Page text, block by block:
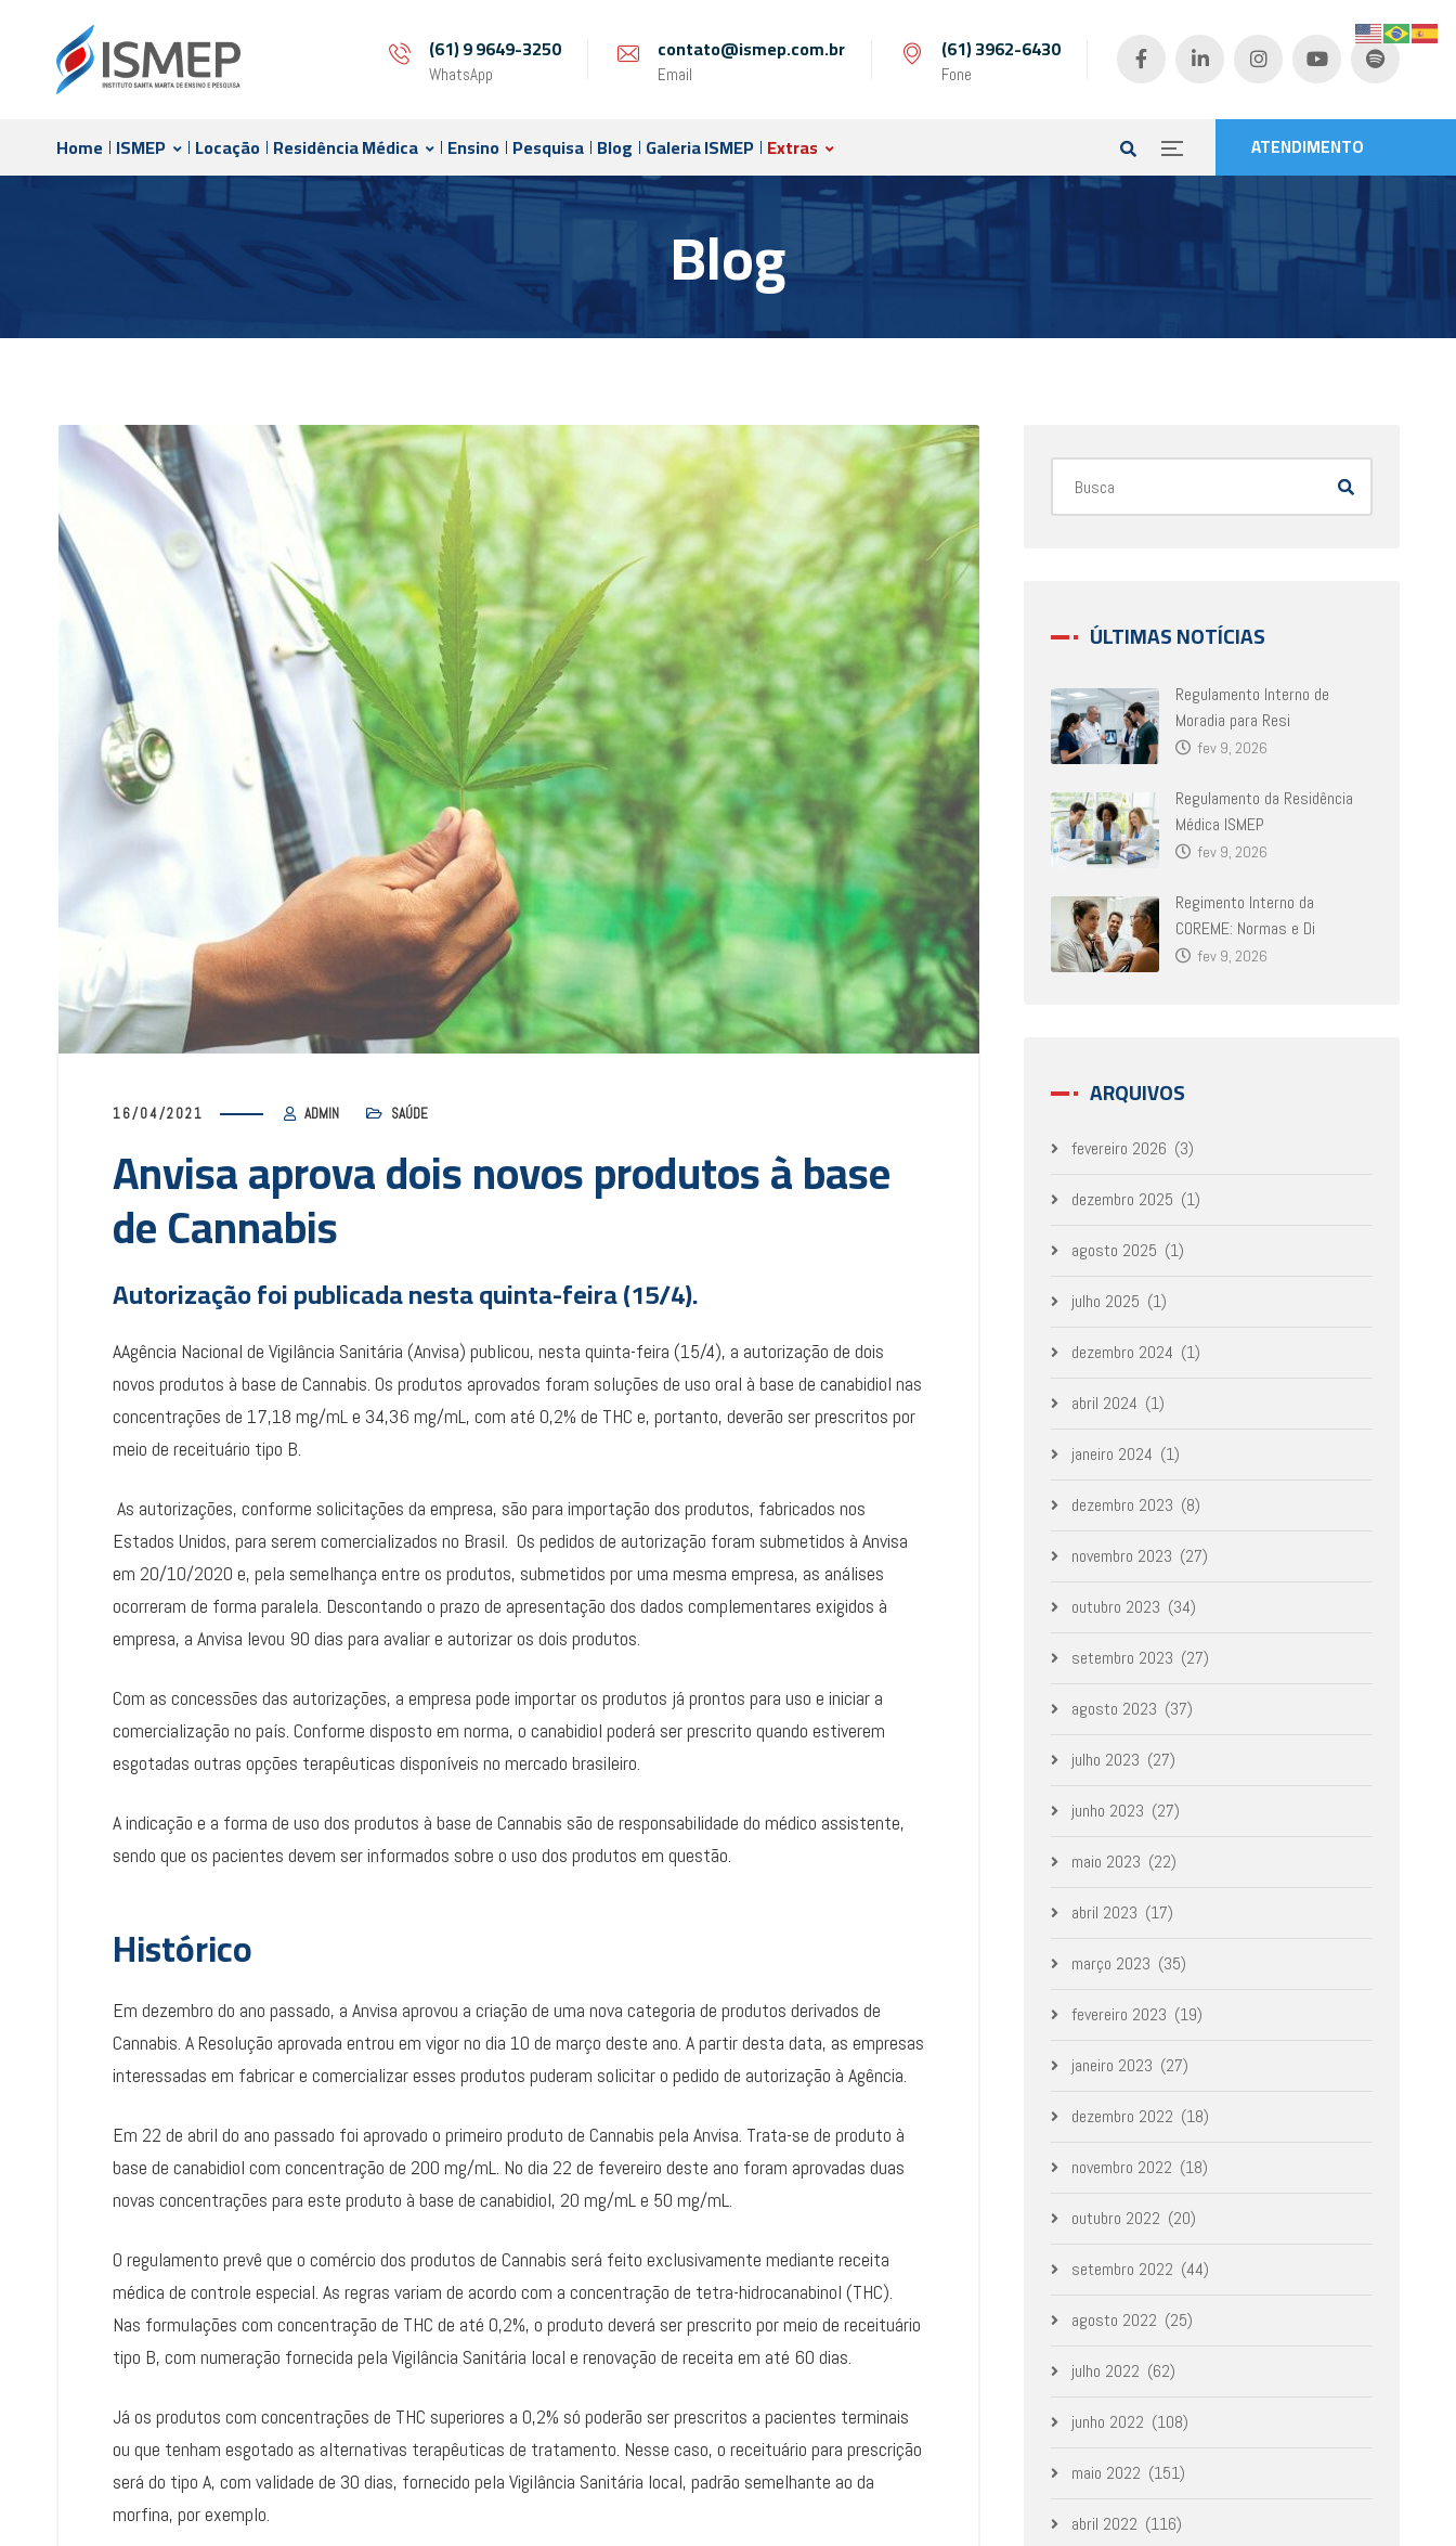
(61) 9 9649-3250
WhatsApp
contato@ismep.com.br
Email
(61) 3962-6430
Fone
ATENDIMENTO
Home ISMEP Locação Residência Médica Ensino Pesquisa Blog Galeria ISMEP Extras
Blog
16/04/2021 ADMIN SAÚDE
Anvisa aprova dois novos produtos à base
de Cannabis
Autorização foi publicada nesta quinta-feira (15/4).
AAgência Nacional de Vigilância Sanitária (Anvisa) publicou, nesta quinta-feira (15/4), a autorização de dois
novos produtos à base de Cannabis. Os produtos aprovados foram soluções de uso oral à base de canabidiol nas
concentrações de 17,18 mg/mL e 34,36 mg/mL, com até 0,2% de THC e, portanto, deverão ser prescritos por
meio de receituário tipo B.
As autorizações, conforme solicitações da empresa, são para importação dos produtos, fabricados nos
Estados Unidos, para serem comercializados no Brasil. Os pedidos de autorização foram submetidos à Anvisa
em 20/10/2020 e, pela semelhança entre os produtos, submetidos por uma mesma empresa, as análises
ocorreram de forma paralela. Descontando o prazo de apresentação dos dados complementares exigidos à
empresa, a Anvisa levou 90 dias para avaliar e autorizar os dois produtos.
Com as concessões das autorizações, a empresa pode importar os produtos já prontos para uso e iniciar a
comercialização no país. Conforme disposto em norma, o canabidiol poderá ser prescrito quando estiverem
esgotadas outras opções terapêuticas disponíveis no mercado brasileiro.
A indicação e a forma de uso dos produtos à base de Cannabis são de responsabilidade do médico assistente,
sendo que os pacientes devem ser informados sobre o uso dos produtos em questão.
Histórico
Em dezembro do ano passado, a Anvisa aprovou a criação de uma nova categoria de produtos derivados de
Cannabis. A Resolução aprovada entrou em vigor no dia 10 de março deste ano. A partir desta data, as empresas
interessadas em fabricar e comercializar esses produtos puderam solicitar o pedido de autorização à Agência.
Em 22 de abril do ano passado foi aprovado o primeiro produto de Cannabis pela Anvisa. Trata-se de produto à
base de canabidiol com concentração de 200 mg/mL. No dia 22 de fevereiro deste ano foram aprovadas duas
novas concentrações para este produto à base de canabidiol, 20 mg/mL e 50 mg/mL.
O regulamento prevê que o comércio dos produtos de Cannabis será feito exclusivamente mediante receita
médica de controle especial. As regras variam de acordo com a concentração de tetra-hidrocanabinol (THC).
Nas formulações com concentração de THC de até 0,2%, o produto deverá ser prescrito por meio de receituário
tipo B, com numeração fornecida pela Vigilância Sanitária local e renovação de receita em até 60 dias.
Já os produtos com concentrações de THC superiores a 0,2% só poderão ser prescritos a pacientes terminais
ou que tenham esgotado as alternativas terapêuticas de tratamento. Nesse caso, o receituário para prescrição
será do tipo A, com validade de 30 dias, fornecido pela Vigilância Sanitária local, padrão semelhante ao da
morfina, por exemplo.
ÚLTIMAS NOTÍCIAS
Regulamento Interno de
Moradia para Resi
fev 9, 2026
Regulamento da Residência
Médica ISMEP
fev 9, 2026
Regimento Interno da
COREME: Normas e Di
fev 9, 2026
ARQUIVOS
fevereiro 2026 (3)
dezembro 2025 (1)
agosto 2025 (1)
julho 2025 (1)
dezembro 2024 (1)
abril 2024 (1)
janeiro 2024 (1)
dezembro 2023 (8)
novembro 2023 (27)
outubro 2023 (34)
setembro 2023 (27)
agosto 2023 (37)
julho 2023 (27)
junho 2023 (27)
maio 2023 (22)
abril 2023 (17)
março 2023 (35)
fevereiro 2023 (19)
janeiro 2023 (27)
dezembro 2022 (18)
novembro 2022 (18)
outubro 2022 (20)
setembro 2022 (44)
agosto 2022 (25)
julho 2022 (62)
junho 2022 (108)
maio 2022 (151)
abril 2022 (116)